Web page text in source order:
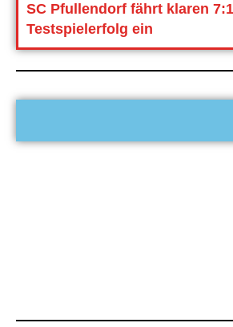
SC Pfullendorf fährt klaren
Testspielerfolg ein